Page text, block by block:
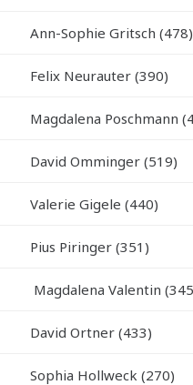
Ann-Sophie Gritsch (478)
Felix Neurauter (390)
Magdalena Poschmann
David Omminger (519)
Valerie Gigele (440)
Pius Piringer (351)
Magdalena Valentin
David Ortner (433)
Sophia Hollweck (270)